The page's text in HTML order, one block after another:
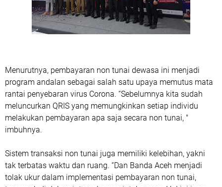
Menurutnya, pembayaran non tunai dewasa ini menjadi
program andalan sebagai salah satu upaya memutus mata
rantai penyebaran virus Corona. “Sebelumnya kita sudah
meluncurkan QRIS yang memungkinkan setiap individu
melakukan pembayaran apa saja secara non tunai, "
imbuhnya.
Sistem transaksi non tunai juga memiliki kelebihan, yakni
tak terbatas waktu dan ruang. “Dan Banda Aceh menjadi
tolak ukur dalam implementasi pembayaran non tunai,